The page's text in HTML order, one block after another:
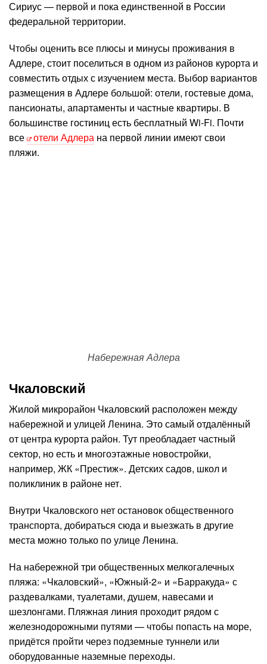
Сириус — первой и пока единственной в России
федеральной территории.
Чтобы оценить все плюсы и минусы проживания в
Адлере, стоит поселиться в одном из районов курорта и
совместить отдых с изучением места. Выбор вариантов
размещения в Адлере большой: отели, гостевые дома,
пансионаты, апартаменты и частные квартиры. В
большинстве гостиниц есть бесплатный Wi-Fi. Почти
все
отели Адлера на первой линии имеют свои
пляжи.
Набережная Адлера
Чкаловский
Жилой микрорайон Чкаловский расположен между
набережной и улицей Ленина. Это самый отдалённый
от центра курорта район. Тут преобладает частный
сектор, но есть и многоэтажные новостройки,
например, ЖК «Престиж». Детских садов, школ и
поликлиник в районе нет.
Внутри Чкаловского нет остановок общественного
транспорта, добираться сюда и выезжать в другие
места можно только по улице Ленина.
На набережной три общественных мелкогалечных
пляжа: «Чкаловский», «Южный-2» и «Барракуда» с
раздевалками, туалетами, душем, навесами и
шезлонгами. Пляжная линия проходит рядом с
железнодорожными путями — чтобы попасть на море,
придётся пройти через подземные туннели или
оборудованные наземные переходы.